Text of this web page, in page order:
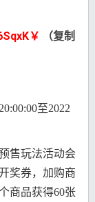
￥
（复制
至2022
售玩法活动会
奖券，加购商
商品获得60张